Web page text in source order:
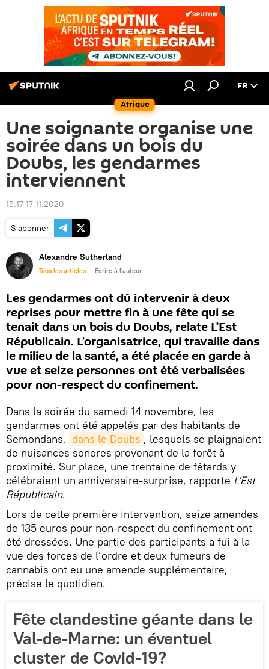
Afrique
FR
Une soignante organise une
soirée dans un bois du
Doubs, les gendarmes
interviennent
15:17 17.11.2020
S'abonner
Alexandre Sutherland
Tous les articles Écrire à l'auteur
Les gendarmes ont dû intervenir à deux
reprises pour mettre fin à une fête qui se
tenait dans un bois du Doubs, relate L’Est
Républicain. L’organisatrice, qui travaille dans
le milieu de la santé, a été placée en garde à
vue et seize personnes ont été verbalisées
pour non-respect du confinement.
Dans la soirée du samedi 14 novembre, les
gendarmes ont été appelés par des habitants de
Semondans, dans le Doubs , lesquels se plaignaient
de nuisances sonores provenant de la forêt à
proximité. Sur place, une trentaine de fêtards y
célébraient un anniversaire-surprise, rapporte L’Est
Républicain.
Lors de cette première intervention, seize amendes
de 135 euros pour non-respect du confinement ont
été dressées. Une partie des participants a fui à la
vue des forces de l’ordre et deux fumeurs de
cannabis ont eu une amende supplémentaire,
précise le quotidien.
Fête clandestine géante dans le
Val-de-Marne: un éventuel
cluster de Covid-19?